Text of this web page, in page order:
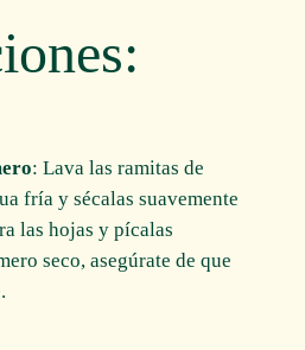
: Lava las ramitas de
fría y sécalas suavemente
las hojas y pícalas
seco, asegúrate de que